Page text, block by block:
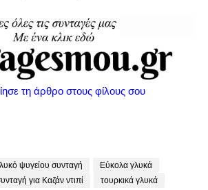
τη άρθρο στους φίλους σου
ψυγείου συνταγή
Εύκολα γλυκά
για Καζάν ντιπί τουρκικά γλυκά